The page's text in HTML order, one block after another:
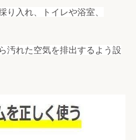
り入れ、 トイレや浴室、
汚れた空気を排出するよう設